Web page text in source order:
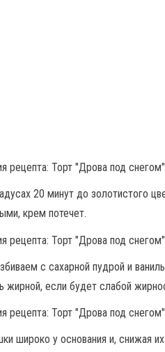
20 минут до золотистого
крем потечет.
с сахарной пудрой и
если будет слабой
широко у основания и, снижая их